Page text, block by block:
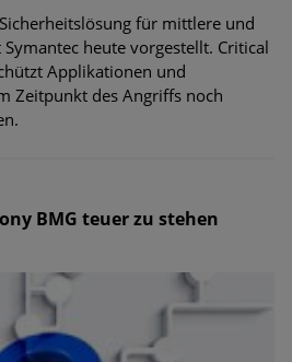
für mittlere und
heute vorgestellt. Critical
Applikationen und
Zeitpunkt des Angriffs noch
BMG teuer zu stehen